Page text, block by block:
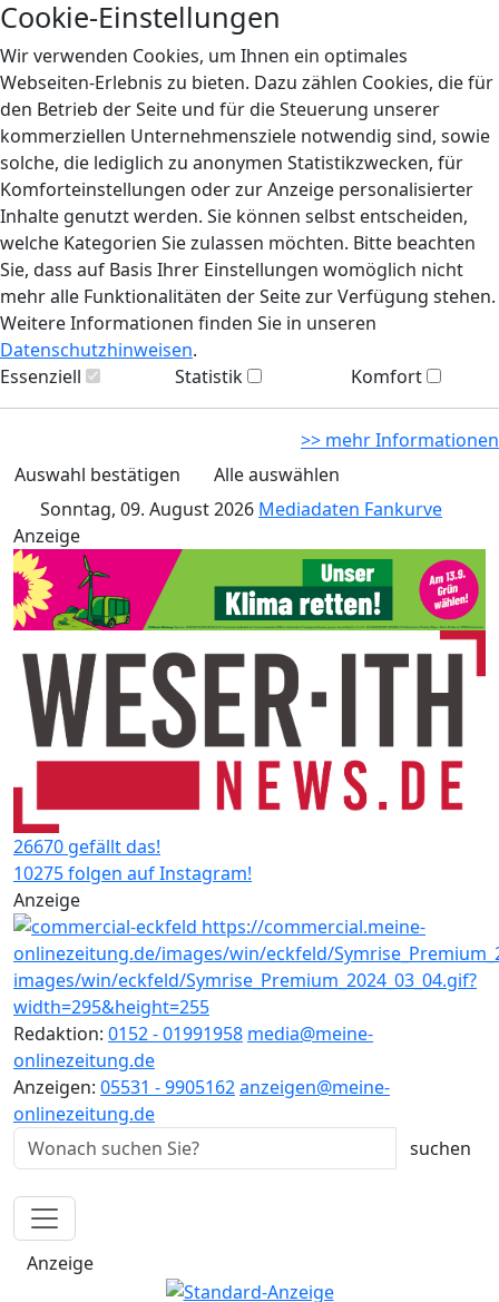
Cookie-Einstellungen
Wir verwenden Cookies, um Ihnen ein optimales
Webseiten-Erlebnis zu bieten. Dazu zählen Cookies, die für
den Betrieb der Seite und für die Steuerung unserer
kommerziellen Unternehmensziele notwendig sind, sowie
solche, die lediglich zu anonymen Statistikzwecken, für
Komforteinstellungen oder zur Anzeige personalisierter
Inhalte genutzt werden. Sie können selbst entscheiden,
welche Kategorien Sie zulassen möchten. Bitte beachten
Sie, dass auf Basis Ihrer Einstellungen womöglich nicht
mehr alle Funktionalitäten der Seite zur Verfügung stehen.
Weitere Informationen finden Sie in unseren
Datenschutzhinweisen.
Essenziell
Statistik Komfort
>> mehr Informationen
Auswahl bestätigen
Alle auswählen
Sonntag, 09. August 2026 Mediadaten Fankurve
Anzeige
26670 gefällt das!
10275 folgen auf Instagram!
Anzeige
Redaktion: 0152 - 01991958 media@meine-
onlinezeitung.de
Anzeigen: 05531 - 9905162anzeigen@meine-
onlinezeitung.de
Anzeige